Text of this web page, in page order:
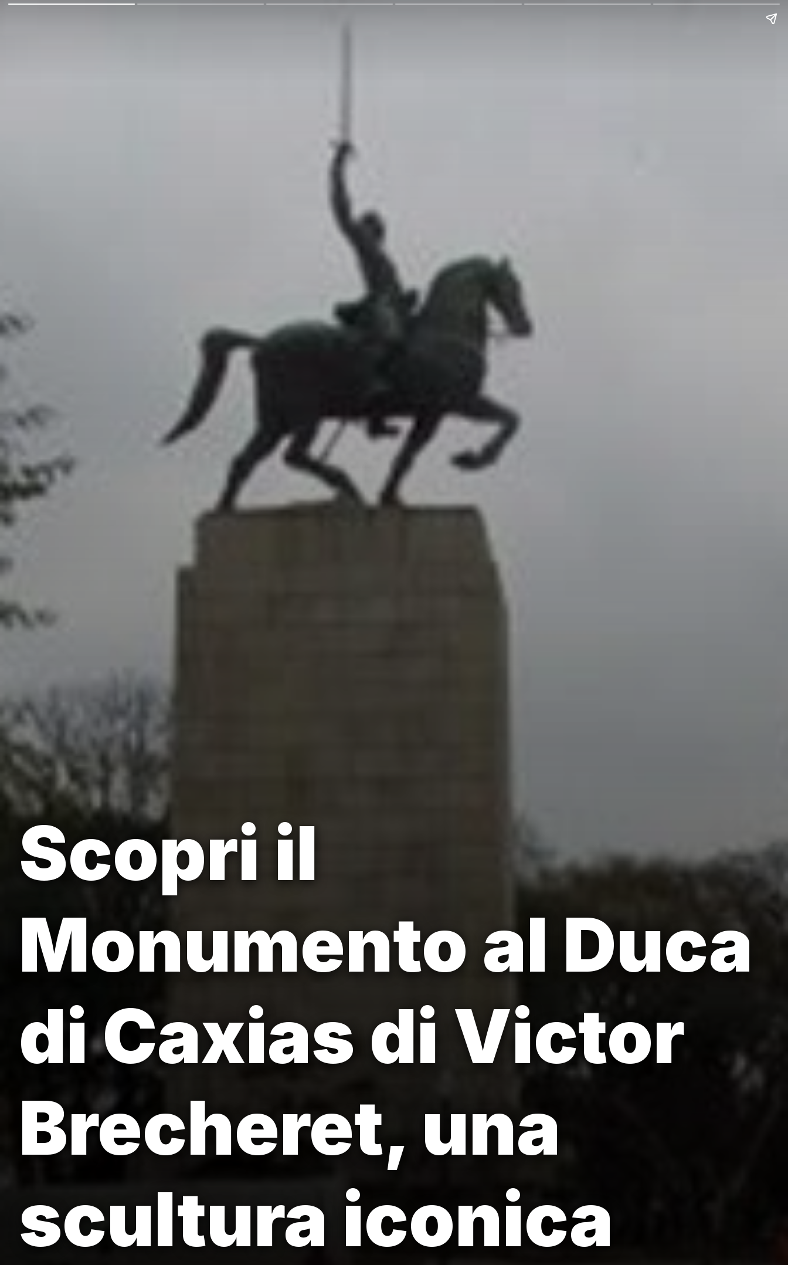
Scopri il
Monumento al Duca
di Caxias di Victor
Brecheret, una
scultura iconica